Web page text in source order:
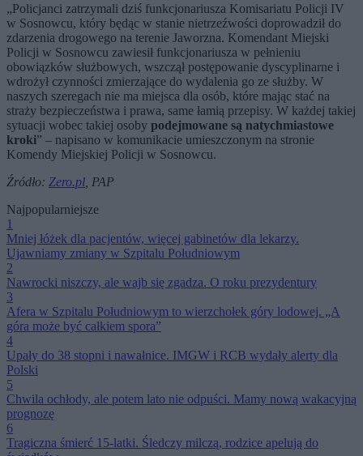
„Policjanci zatrzymali dziś funkcjonariusza Komisariatu Policji IV
w Sosnowcu, który będąc w stanie nietrzeźwości doprowadził do
zdarzenia drogowego na terenie Jaworzna. Komendant Miejski
Policji w Sosnowcu zawiesił funkcjonariusza w pełnieniu
obowiązków służbowych, wszczął postępowanie dyscyplinarne i
wdrożył czynności zmierzające do wydalenia go ze służby. W
naszych szeregach nie ma miejsca dla osób, które mając stać na
straży bezpieczeństwa i prawa, same łamią przepisy. W każdej takiej
sytuacji wobec takiej osoby podejmowane są natychmiastowe
kroki” – napisano w komunikacie umieszczonym na stronie
Komendy Miejskiej Policji w Sosnowcu.
Źródło: Zero.pl , PAP
Najpopularniejsze
1
Mniej łóżek dla pacjentów, więcej gabinetów dla lekarzy.
Ujawniamy zmiany w Szpitalu Południowym
2
Nawrocki niszczy, ale wajb się zgadza. O roku prezydentury
3
Afera w Szpitalu Południowym to wierzchołek góry lodowej. „A
góra może być całkiem spora”
4
Upały do 38 stopni i nawałnice. IMGW i RCB wydały alerty dla
Polski
5
Chwila ochłody, ale potem lato nie odpuści. Mamy nową wakacyjną
prognozę
6
Tragiczna śmierć 15-latki. Śledczy milczą, rodzice apelują do